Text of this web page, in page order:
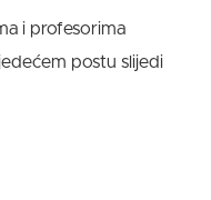
i profesorima
postu slijedi